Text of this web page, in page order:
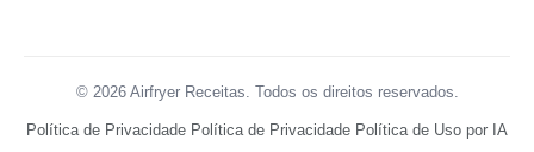
© 2026 Airfryer Receitas. Todos os direitos reservados.
Política de Privacidade Política de Privacidade Política de Uso por IA